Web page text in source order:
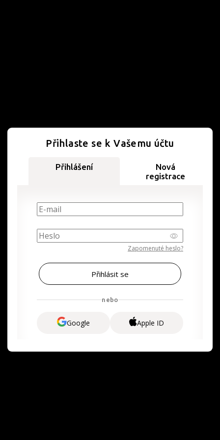
Přihlaste se k Vašemu účtu
Přihlášení
Nová
registrace
Zapomenuté heslo?
nebo
Google Apple ID